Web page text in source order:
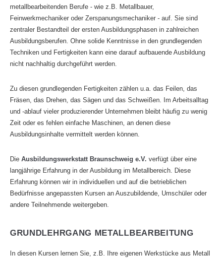
metallbearbeitenden Berufe - wie z.B. Metallbauer,
Feinwerkmechaniker oder Zerspanungsmechaniker - auf. Sie sind
zentraler Bestandteil der ersten Ausbildungsphasen in zahlreichen
Ausbildungsberufen. Ohne solide Kenntnisse in den grundlegenden
Techniken und Fertigkeiten kann eine darauf aufbauende Ausbildung
nicht nachhaltig durchgeführt werden.
Zu diesen grundlegenden Fertigkeiten zählen u.a. das Feilen, das
Fräsen, das Drehen, das Sägen und das Schweißen. Im Arbeitsalltag
und -ablauf vieler produzierender Unternehmen bleibt häufig zu wenig
Zeit oder es fehlen einfache Maschinen, an denen diese
Ausbildungsinhalte vermittelt werden können.
Die Ausbildungswerkstatt Braunschweig e.V. verfügt über eine
langjährige Erfahrung in der Ausbildung im Metallbereich. Diese
Erfahrung können wir in individuellen und auf die betrieblichen
Bedürfnisse angepassten Kursen an Auszubildende, Umschüler oder
andere Teilnehmende weitergeben.
GRUNDLEHRGANG METALLBEARBEITUNG
In diesen Kursen lernen Sie, z.B. Ihre eigenen Werkstücke aus Metall